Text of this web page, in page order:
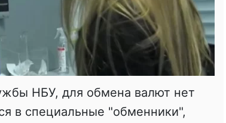
НБУ, для обмена валют нет
в специальные "обменники",